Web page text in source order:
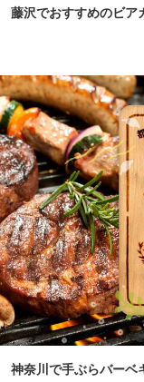
藤沢でおすすめのビア
神奈川で手ぶらバー